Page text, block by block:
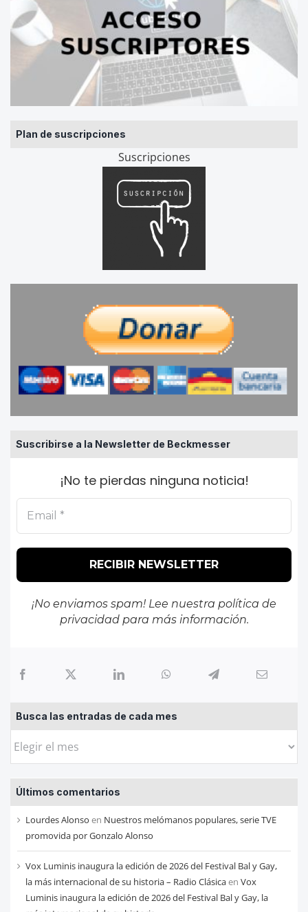
Plan de suscripciones
Suscripciones
Suscribirse a la Newsletter de Beckmesser
¡No te pierdas ninguna noticia!
¡No enviamos spam! Lee nuestra política de
privacidadpara más información.
Busca las entradas de cada mes
Busca
entradas
de
cada
mes
Últimos comentarios
Lourdes Alonso en Nuestros melómanos populares, serie TVE
promovida por Gonzalo Alonso
Vox Luminis inaugura la edición de 2026 del Festival Bal y Gay,
la más internacional de su historia – Radio Clásicaen Vox
Luminis inaugura la edición de 2026 del Festival Bal y Gay, la